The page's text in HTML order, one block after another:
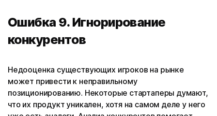
Ошибка 9. Игнорирование
конкурентов
Недооценка существующих игроков на рынке
может привести к неправильному
позиционированию. Некоторые стартаперы думают,
что их продукт уникален, хотя на самом деле у него